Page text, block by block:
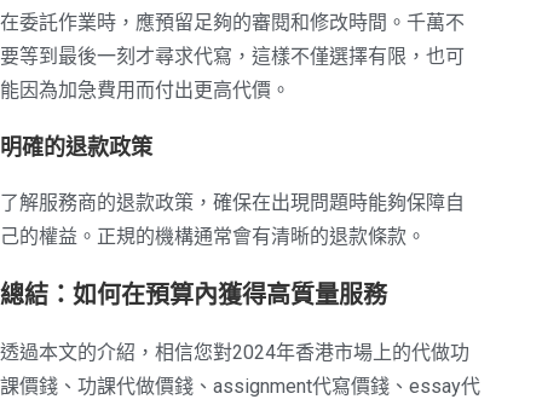
在委託作業時，應預留足夠的審閱和修改時間。千萬不
要等到最後一刻才尋求代寫，這樣不僅選擇有限，也可
能因為加急費用而付出更高代價。
明確的退款政策
了解服務商的退款政策，確保在出現問題時能夠保障自
己的權益。正規的機構通常會有清晰的退款條款。
總結：如何在預算內獲得高質量服務
透過本文的介紹，相信您對2024年香港市場上的代做功
課價錢、功課代做價錢、assignment代寫價錢、essay代